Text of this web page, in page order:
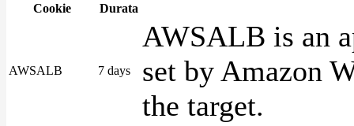
Cookie Durata
AWSALB 7 days
AWSALB is an
set by Amazon
the target.